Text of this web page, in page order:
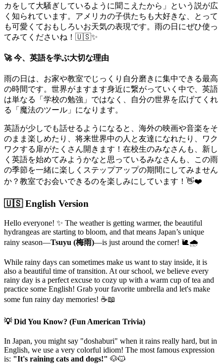
カをして大騒ぎしているように聞こえたから」という説が広
く知られています。アメリカの子供たちも大好きな、とって
も可愛くておもしろいお天気の表現です。雨の日にぜひ使っ
てみてくださいね！🇺🇸✨
🚀 今、英語を学ぶ大切な理由
雨の日は、お家や教室でじっくり自分磨きに集中できる最高
の時間です。世界がますます身近に繋がっていく中で、英語
は単なる「学校の勉強」ではなく、自分の世界を広げてくれ
る「魔法のツール」になります。
英語が少しでも話せるようになると、海外の映画や音楽をそ
のまま楽しめたり、将来世界中の人と友達になれたり、ワク
ワクする扉がたくさん開きます！在校生のみなさんも、新し
く英語を始めてみようかなと思っているみなさんも、この雨
の季節を一緒に楽しくステップアップの期間にしてみません
か？教室でお会いできるのを楽しみにしています！👋❤️
🇺🇸 English Version
Hello everyone! ✨ The weather is getting warmer, the beautiful
hydrangeas are starting to bloom, and that means Japan’s unique
rainy season—Tsuyu (梅雨)—is just around the corner! 🐌🌧️
While rainy days can sometimes make us want to stay inside, it is
also a beautiful time of transition. At our school, we believe every
rainy day is a perfect excuse to cozy up with a warm cup of tea and
practice some English! Grab your favorite umbrella and let's make
some fun rainy day memories! ☕📖
💡 Did You Know? (Fun American Trivia)
In Japan, you might say "doshaburi" when it rains really hard, but in
English, we use a very colorful idiom! The most famous expression
is: "It's raining cats and dogs!" 🐶🐱